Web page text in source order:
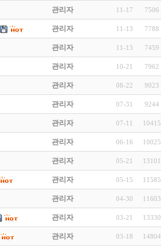
관리자 11-17 7506
관리자 11-13 7788
관리자 11-13 7459
관리자 10-21 7962
관리자 08-22 9023
관리자 07-31 9244
관리자 07-11 10415
관리자 06-16 10025
관리자 05-21 13101
관리자 05-15 11585
관리자 04-30 11603
관리자 03-21 13330
관리자 03-18 14804